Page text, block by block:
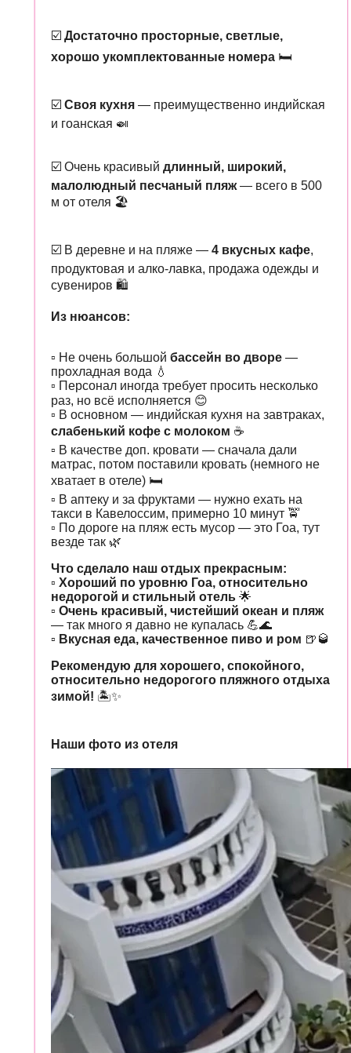
☑️ Достаточно просторные, светлые,
хорошо укомплектованные номера 🛏️
☑️ Своя кухня — преимущественно индийская
и гоанская 🍛
☑️ Очень красивый длинный, широкий,
малолюдный песчаный пляж— всего в 500
м от отеля 🏖️
☑️ В деревне и на пляже — 4 вкусных кафе,
продуктовая и алко-лавка, продажа одежды и
сувениров 🛍️
Из нюансов:
▫️ Не очень большой бассейн во дворе —
прохладная вода 💧
▫️ Персонал иногда требует просить несколько
раз, но всё исполняется 😊
▫️ В основном — индийская кухня на завтраках,
слабенький кофе с молоком ☕️
▫️ В качестве доп. кровати — сначала дали
матрас, потом поставили кровать (немного не
хватает в отеле) 🛏️
▫️ В аптеку и за фруктами — нужно ехать на
такси в Кавелоссим, примерно 10 минут 🚖
▫️ По дороге на пляж есть мусор — это Гоа, тут
везде так 🌿
Что сделало наш отдых прекрасным:
▫️ Хороший по уровню Гоа, относительно
недорогой и стильный отель 🌟
▫️ Очень красивый, чистейший океан и пляж
— так много я давно не купалась 💪🌊
▫️ Вкусная еда, качественное пиво и ром 🍺🥃
Рекомендую для хорошего, спокойного,
относительно недорогого пляжного отдыха
зимой! 🏝️✨
Наши фото из отеля